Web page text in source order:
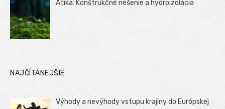
Atika: Konštrukčné riešenie a hydroizolácia
NAJČÍTANEJŠIE
Výhody a nevýhody vstupu krajiny do Európskej